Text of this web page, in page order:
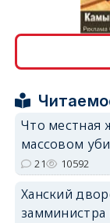
Что местная
массовом
21 10592
Ханский